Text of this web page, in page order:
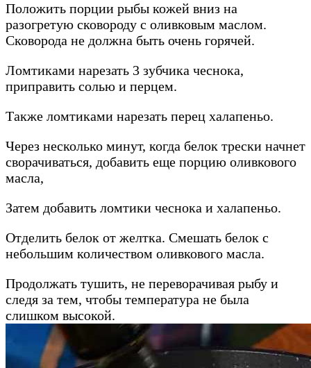
Положить порции рыбы кожей вниз на
разогретую сковороду с оливковым маслом.
Сковорода не должна быть очень горячей.
Ломтиками нарезать 3 зубчика чеснока,
приправить солью и перцем.
Также ломтиками нарезать перец халапеньо.
Через несколько минут, когда белок трески начнет
сворачиваться, добавить еще порцию оливкового
масла,
Затем добавить ломтики чеснока и халапеньо.
Отделить белок от желтка. Смешать белок с
небольшим количеством оливкового масла.
Продолжать тушить, не переворачивая рыбу и
следя за тем, чтобы температура не была
слишком высокой.